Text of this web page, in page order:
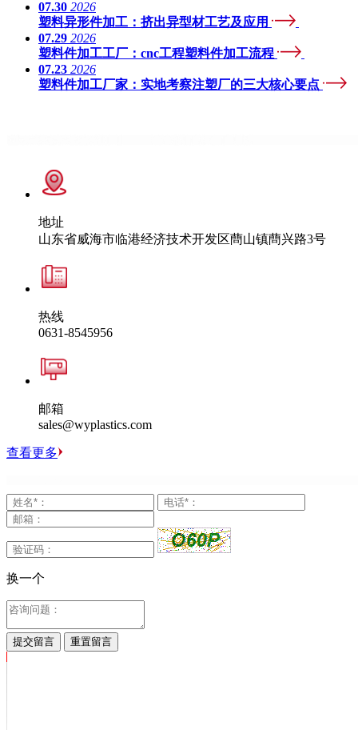
07.30 2026
塑料异形件加工：挤出异型材工艺及应用
07.29 2026
塑料件加工工厂：cnc工程塑料件加工流程
07.23 2026
塑料件加工厂家：实地考察注塑厂的三大核心要点
地址
山东省威海市临港经济技术开发区蔄山镇蔄兴路3号
热线
0631-8545956
邮箱
sales@wyplastics.com
查看更多
换一个
提交留言 重置留言